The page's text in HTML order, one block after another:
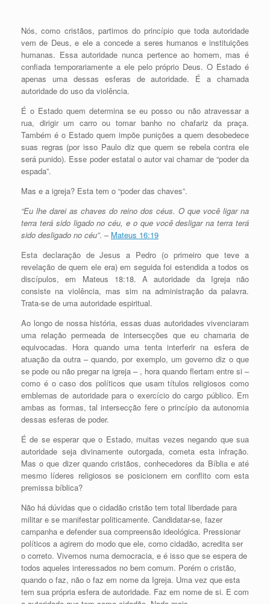
Nós, como cristãos, partimos do princípio que toda autoridade
vem de Deus, e ele a concede a seres humanos e instituições
humanas. Essa autoridade nunca pertence ao homem, mas é
confiada temporariamente a ele pelo próprio Deus. O Estado é
apenas uma dessas esferas de autoridade. É a chamada
autoridade do uso da violência.
É o Estado quem determina se eu posso ou não atravessar a
rua, dirigir um carro ou tomar banho no chafariz da praça.
Também é o Estado quem impõe punições a quem desobedece
suas regras (por isso Paulo diz que quem se rebela contra ele
será punido). Esse poder estatal o autor vai chamar de “poder da
espada”.
Mas e a igreja? Esta tem o “poder das chaves”.
“Eu lhe darei as chaves do reino dos céus. O que você ligar na
terra terá sido ligado no céu, e o que você desligar na terra terá
sido desligado no céu”. – Mateus 16:19
Esta declaração de Jesus a Pedro (o primeiro que teve a
revelação de quem ele era) em seguida foi estendida a todos os
discípulos, em Mateus 18:18. A autoridade da Igreja não
consiste na violência, mas sim na administração da palavra.
Trata-se de uma autoridade espiritual.
Ao longo de nossa história, essas duas autoridades vivenciaram
uma relação permeada de intersecções que eu chamaria de
equivocadas. Hora quando uma tenta interferir na esfera de
atuação da outra – quando, por exemplo, um governo diz o que
se pode ou não pregar na igreja – , hora quando flertam entre si –
como é o caso dos políticos que usam títulos religiosos como
emblemas de autoridade para o exercício do cargo público. Em
ambas as formas, tal intersecção fere o princípio da autonomia
dessas esferas de poder.
É de se esperar que o Estado, muitas vezes negando que sua
autoridade seja divinamente outorgada, cometa esta infração.
Mas o que dizer quando cristãos, conhecedores da Bíblia e até
mesmo líderes religiosos se posicionem em conflito com esta
premissa bíblica?
Não há dúvidas que o cidadão cristão tem total liberdade para
militar e se manifestar politicamente. Candidatar-se, fazer
campanha e defender sua compreensão ideológica. Pressionar
políticos a agirem do modo que ele, como cidadão, acredita ser
o correto. Vivemos numa democracia, e é isso que se espera de
todos aqueles interessados no bem comum. Porém o cristão,
quando o faz, não o faz em nome da Igreja. Uma vez que esta
tem sua própria esfera de autoridade. Faz em nome de si. E com